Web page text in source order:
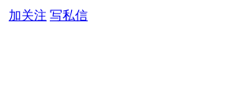
加关注 写私信